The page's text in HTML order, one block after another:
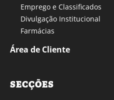
Emprego e Classificados
Divulgação Institucional
Farmácias
Área de Cliente
SECÇÕES